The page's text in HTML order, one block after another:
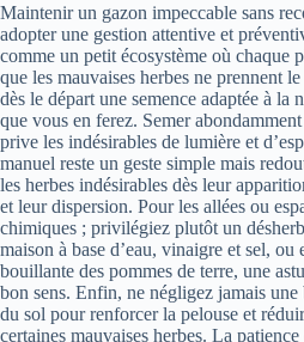
Maintenir un gazon impeccable sans
adopter une gestion attentive et
comme un petit écosystème où chaque
que les mauvaises herbes ne prennent
dès le départ une semence adaptée à la
que vous en ferez. Semer
prive les indésirables de lumière et
manuel reste un geste simple mais
les herbes indésirables dès leur
et leur dispersion. Pour les allées ou
chimiques ; privilégiez plutôt un
maison à base d’eau, vinaigre et sel, ou
bouillante des pommes de terre, une
bon sens. Enfin, ne négligez jamais
du sol pour renforcer la pelouse et
certaines mauvaises herbes. La